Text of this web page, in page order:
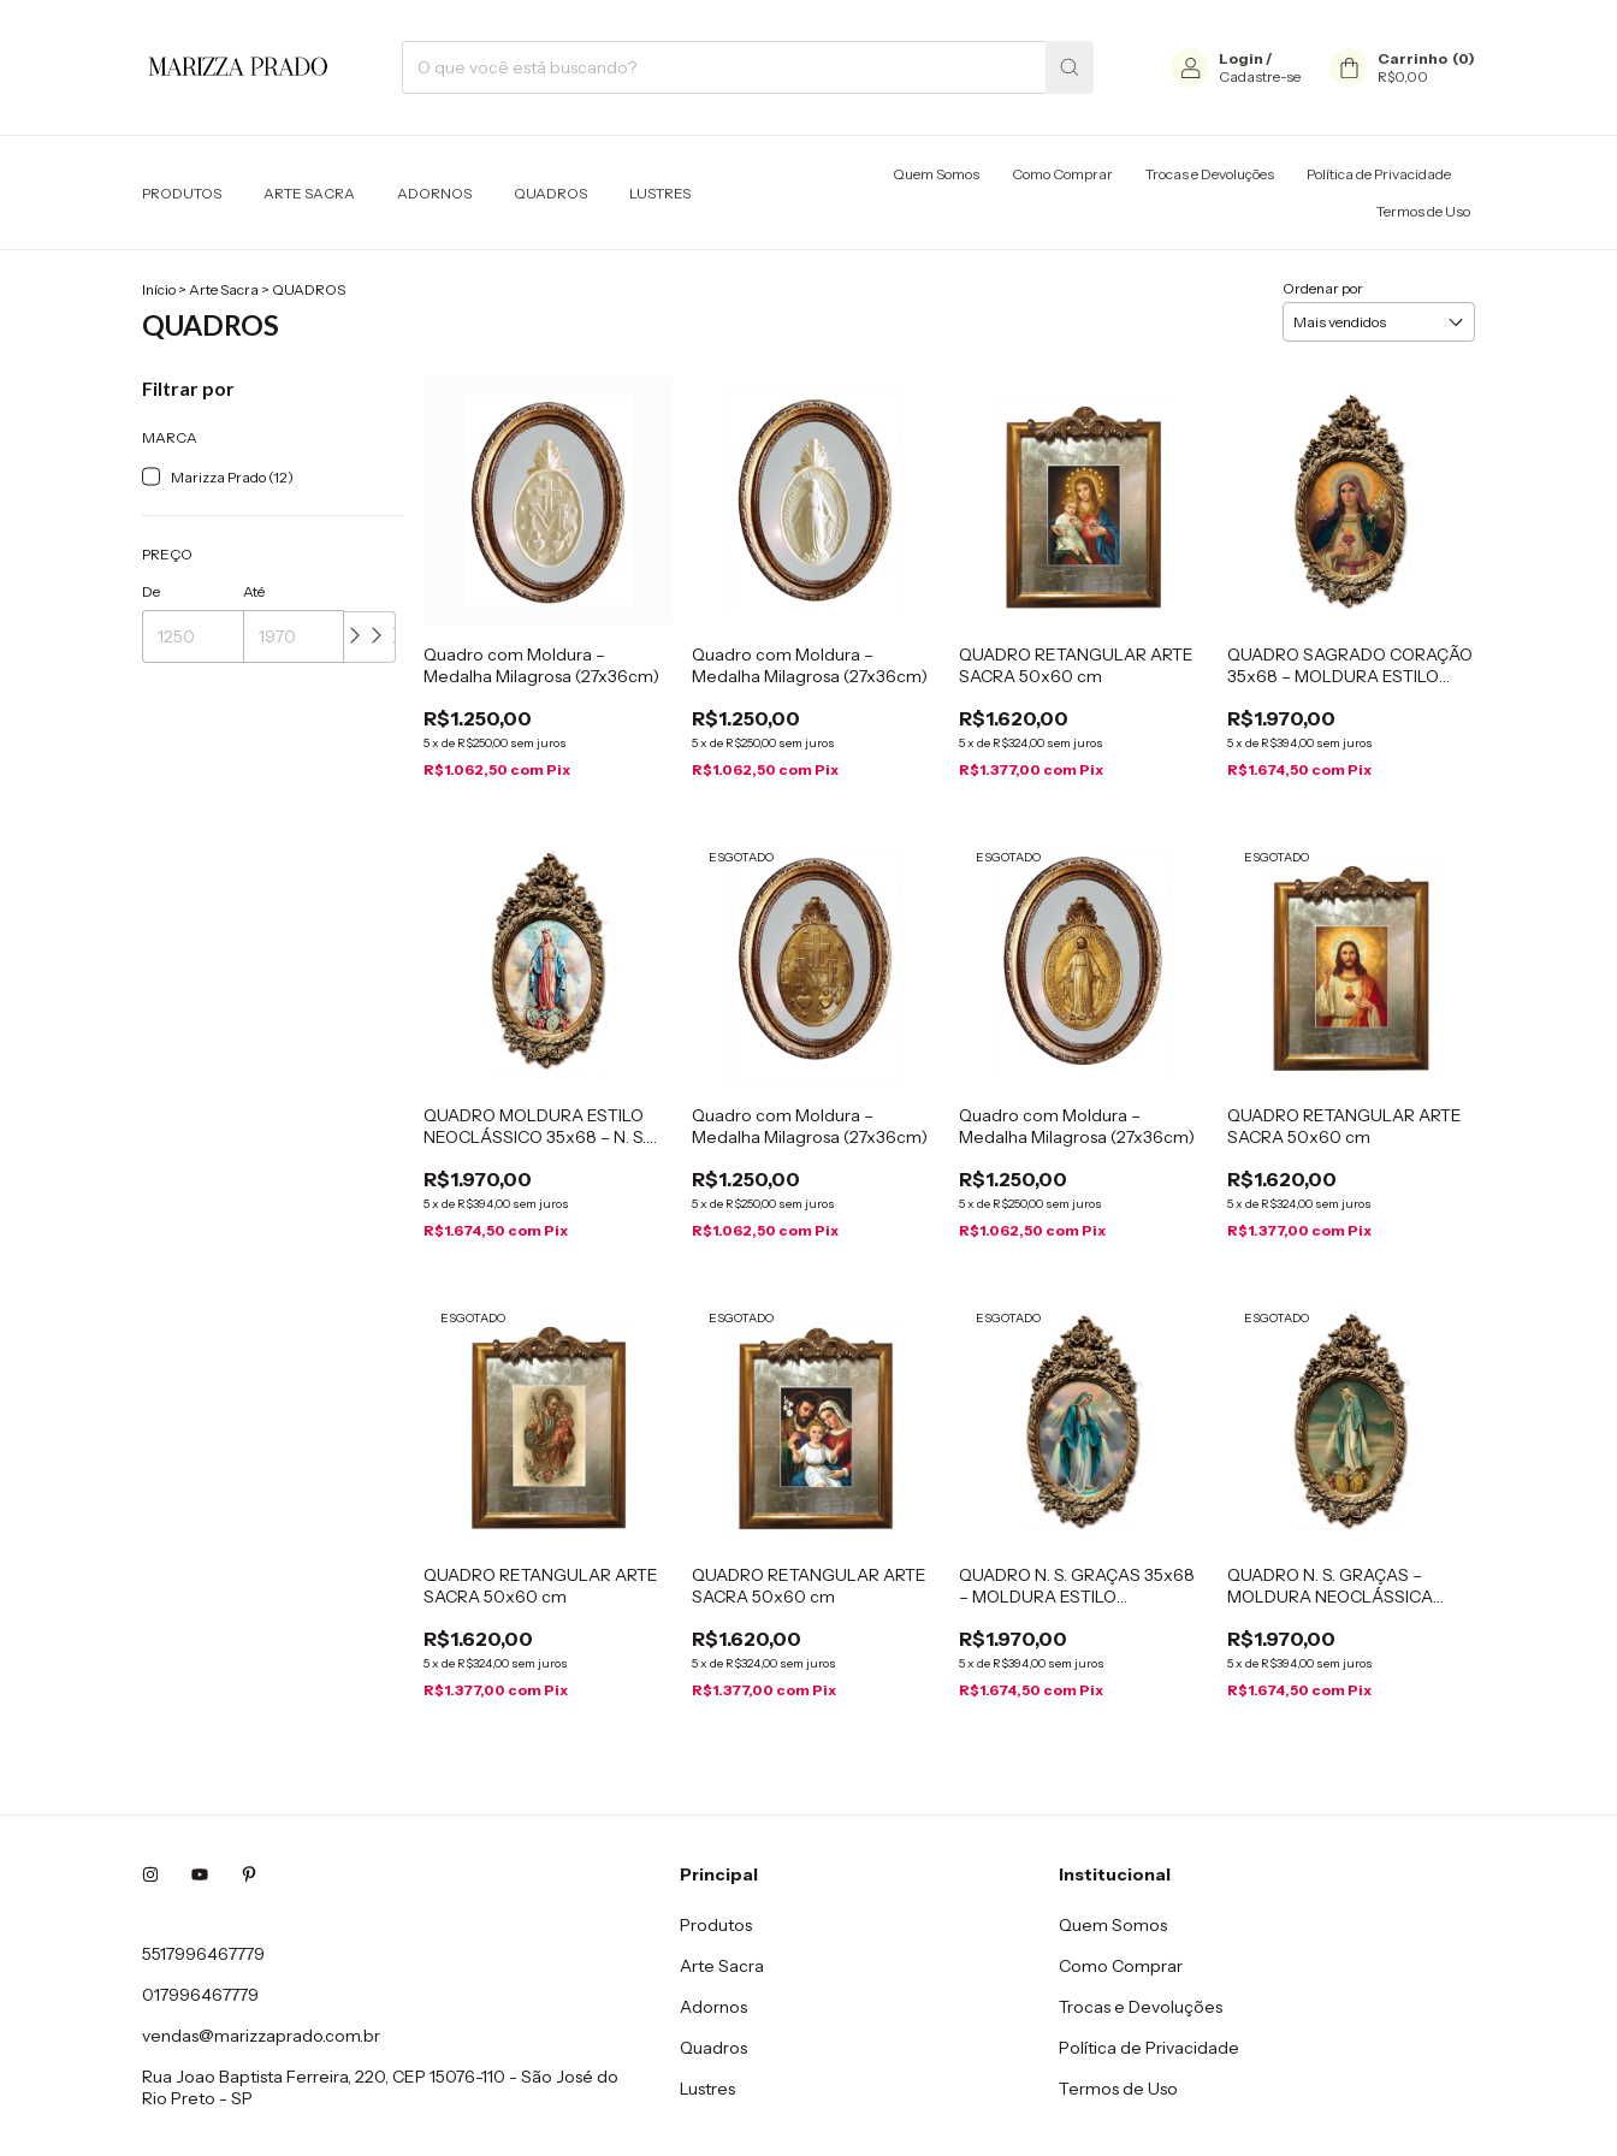
Login /
Cadastre-se
Carrinho (0)
R$0,00
PRODUTOS ARTE SACRA ADORNOS QUADROS LUSTRES
Quem Somos Como Comprar Trocas e Devoluções Política de Privacidade
Termos de Uso
Início > Arte Sacra > QUADROS
QUADROS
Ordenar por
Filtrar por
MARCA
Marizza Prado (12)
PREÇO
De Até
Quadro com Moldura –
Medalha Milagrosa (27x36cm)
R$1.250,00
5xde R$250,00 sem juros
R$1.062,50 com Pix
Quadro com Moldura –
Medalha Milagrosa (27x36cm)
R$1.250,00
5x de R$250,00 sem juros
R$1.062,50 com Pix
QUADRO RETANGULAR ARTE
SACRA 50x60 cm
R$1.620,00
5xde R$324,00 sem juros
R$1.377,00 com Pix
QUADRO SAGRADO CORAÇÃO
35x68 – MOLDURA ESTILO
R$1.970,00
5x de R$394,00 sem juros
R$1.674,50 com Pix
QUADRO MOLDURA ESTILO
NEOCLÁSSICO 35x68 – N. S.
R$1.970,00
5xde R$394,00 sem juros
R$1.674,50 com Pix
ESGOTADO
Quadro com Moldura –
Medalha Milagrosa (27x36cm)
R$1.250,00
5x de R$250,00 sem juros
R$1.062,50 com Pix
ESGOTADO
Quadro com Moldura –
Medalha Milagrosa (27x36cm)
R$1.250,00
5xde R$250,00 sem juros
R$1.062,50 com Pix
ESGOTADO
QUADRO RETANGULAR ARTE
SACRA 50x60 cm
R$1.620,00
5x de R$324,00 sem juros
R$1.377,00 com Pix
ESGOTADO
QUADRO RETANGULAR ARTE
SACRA 50x60 cm
R$1.620,00
5xde R$324,00 sem juros
R$1.377,00 com Pix
ESGOTADO
QUADRO RETANGULAR ARTE
SACRA 50x60 cm
R$1.620,00
5x de R$324,00 sem juros
R$1.377,00 com Pix
ESGOTADO
QUADRO N. S. GRAÇAS 35x68
– MOLDURA ESTILO
R$1.970,00
5xde R$394,00 sem juros
R$1.674,50 com Pix
ESGOTADO
QUADRO N. S. GRAÇAS –
MOLDURA NEOCLÁSSICA
R$1.970,00
5x de R$394,00 sem juros
R$1.674,50 com Pix
5517996467779
017996467779
vendas@marizzaprado.com.br
Rua Joao Baptista Ferreira, 220, CEP 15076-110 - São José do
Rio Preto - SP
Principal
Produtos
Arte Sacra
Adornos
Quadros
Lustres
Institucional
Quem Somos
Como Comprar
Trocas e Devoluções
Política de Privacidade
Termos de Uso